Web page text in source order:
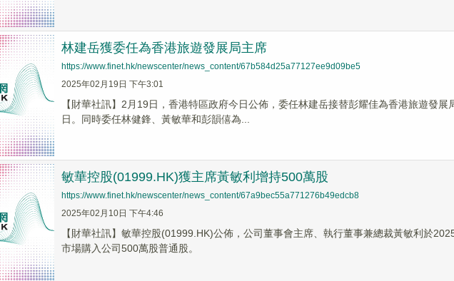
林建岳獲委任為香港旅遊發展局主席
https://www.finet.hk/newscenter/news_content/67b584d25a77127ee9d09be5
2025年02月19日 下午3:01
【財華社訊】2月19日，香港特區政府今日公佈，委任林建岳接替彭耀佳為香港旅遊發
日。同時委任林健鋒、黃敏華和彭韻僖為...
敏華控股(01999.HK)獲主席黃敏利增持500萬股
https://www.finet.hk/newscenter/news_content/67a9bec55a771276b49edcb8
2025年02月10日 下午4:46
【財華社訊】敏華控股(01999.HK)公佈，公司董事會主席、執行董事兼總裁黃敏利於
市場購入公司500萬股普通股。